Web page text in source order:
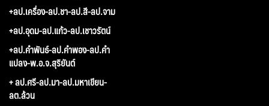
+ลป.เครื่อง-ลป.ชา-ลป.สี-ลป.จาม
+ลป.อุดม-ลป.แก้ว-ลป.เชาวรัตน์
+ลป.คำพันธ์-ลป.คำพอง-ลป.คำ
แปลง-พ.อ.จ.สุริยันต์
+ ลป.ศรี-ลป.มา-ลป.มหาเขียน-
ลต.ล้วน